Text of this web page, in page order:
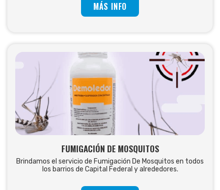
MÁS INFO
FUMIGACIÓN DE MOSQUITOS
Brindamos el servicio de Fumigación De Mosquitos en todos
los barrios de Capital Federal y alrededores.